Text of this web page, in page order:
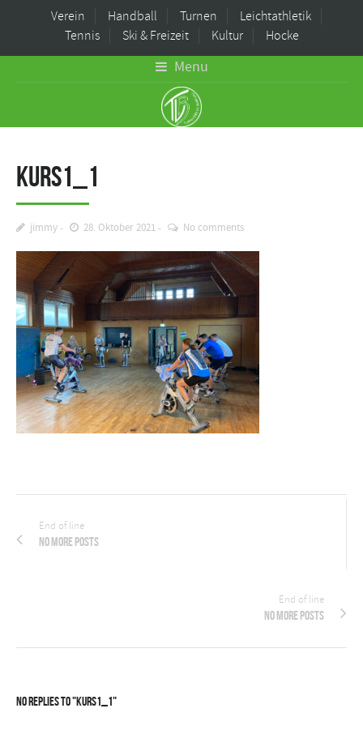
Verein Handball Turnen
Leichtathletik
Tennis
Ski & Freizeit Kultur Hocke
Menu
Kurs1_1
jimmy 28. Oktober 2021 No comments
End of line
No more posts
End of line
No more posts
No Replies to "Kurs1_1"